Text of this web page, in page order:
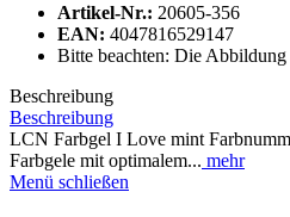
Artikel-Nr.: 20605-356
EAN: 4047816529147
Bitte beachten: Die
Beschreibung
Beschreibung
LCN Farbgel I Love mint
Farbgele mit optimalem... mehr
Menü schließen